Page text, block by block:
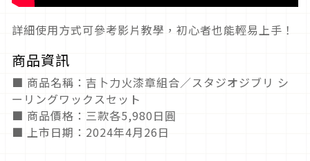
詳細使用方式可參考影片教學，初心者也能輕易上手！
商品資訊
■ 商品名稱：吉卜力火漆章組合／スタジオジブリ シ
ーリングワックスセット
■ 商品價格：三款各5,980日圓
■ 上市日期：2024年4月26日